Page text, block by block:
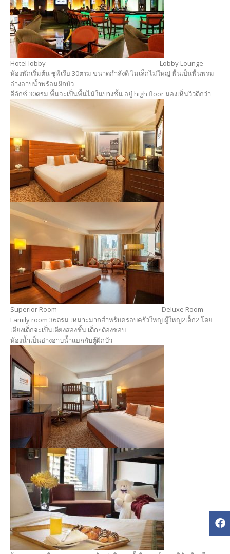
Hotel lobby Lobby Lounge
ห้องพักเริ่มต้น ซูพีเรีย 30ตรม ขนาดกำลังดี ไม่เล็กไม่ใหญ่ พื้นเป็นพื้นพรม
อ่างอาบน้ำพร้อมฝักบัว
ดีลักซ์ 30ตรม พื้นจะเป็นพื้นไม้ในบางชั้น อยู่ high floor มองเห็นวิวดีกว่า
Superior Room Deluxe Room
Family room 36ตรม เหมาะมากสำหรับครอบครัวใหญ่ ผู้ใหญ่2เด็ก2 โดย
เตียงเด็กจะเป็นเตียงสองชั้น เด็กๆต้องชอบ
ห้องน้ำเป็นอ่างอาบน้ำแยกกับตู้ฝักบัว